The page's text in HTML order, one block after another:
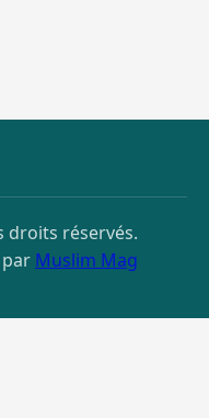
droits réservés.
Muslim Mag